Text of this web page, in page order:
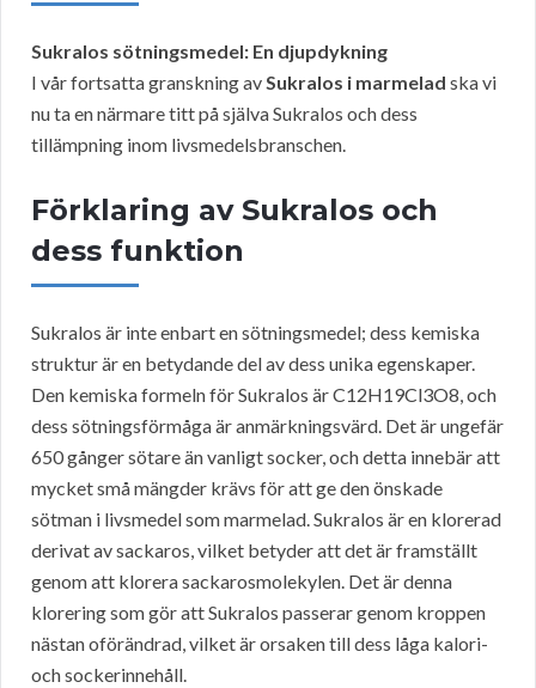
Sukralos sötningsmedel: En djupdykning
I vår fortsatta granskning avSukralos i marmelad ska vi
nu ta en närmare titt på själva Sukralos och dess
tillämpning inom livsmedelsbranschen.
Förklaring av Sukralos och
dess funktion
Sukralos är inte enbart en sötningsmedel; dess kemiska
struktur är en betydande del av dess unika egenskaper.
Den kemiska formeln för Sukralos är C12H19Cl3O8, och
dess sötningsförmåga är anmärkningsvärd. Det är ungefär
650 gånger sötare än vanligt socker, och detta innebär att
mycket små mängder krävs för att ge den önskade
sötman i livsmedel som marmelad. Sukralos är en klorerad
derivat av sackaros, vilket betyder att det är framställt
genom att klorera sackarosmolekylen. Det är denna
klorering som gör att Sukralos passerar genom kroppen
nästan oförändrad, vilket är orsaken till dess låga kalori-
och sockerinnehåll.